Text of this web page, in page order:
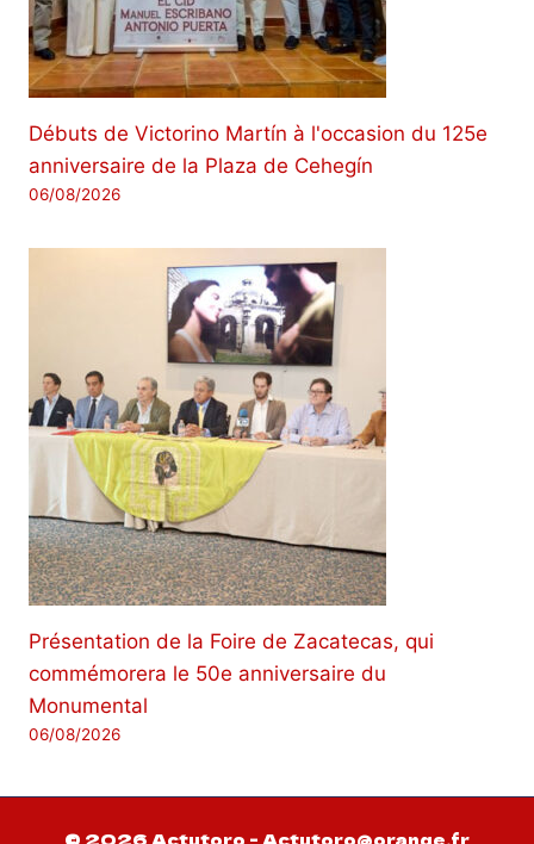
Débuts de Victorino Martín à l'occasion du 125e
anniversaire de la Plaza de Cehegín
06/08/2026
Présentation de la Foire de Zacatecas, qui
commémorera le 50e anniversaire du
Monumental
06/08/2026